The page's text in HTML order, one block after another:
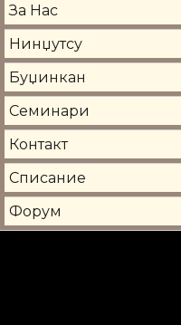
За Нас
Нинџутсу
Буџинкан
Семинари
Контакт
Списание
Форум